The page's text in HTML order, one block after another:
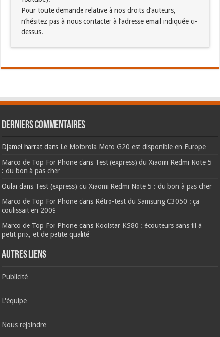
Pour toute demande relative à nos droits d’auteurs,
n’hésitez pas à nous contacter à l’adresse email indiquée ci-
dessus.
Derniers commentaires
Djamel harrat dans Le Motorola Moto G20 est disponible en Europe
Marco de Top For Phone dans Test (express) du Xiaomi Redmi Note 5
: du bon à pas cher
Oulaïdans Test (express) du Xiaomi Redmi Note 5 : du bon à pas cher
Marco de Top For Phone dans Rétro-test du Samsung C3050 : ça
coulissait en 2009
Marco de Top For Phone dans Koolstar KS80 : écouteurs sans fil à
petit prix, et de petite qualité
AUTRES LIENS
Publicité
L'équipe
Nous rejoindre